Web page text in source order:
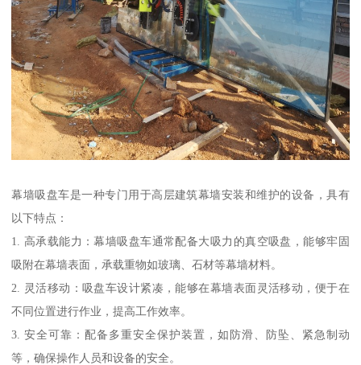
幕墙吸盘车是一种专门用于高层建筑幕墙安装和维护的设备，具有
以下特点：
1. 高承载能力：幕墙吸盘车通常配备大吸力的真空吸盘，能够牢固
吸附在幕墙表面，承载重物如玻璃、石材等幕墙材料。
2. 灵活移动：吸盘车设计紧凑，能够在幕墙表面灵活移动，便于在
不同位置进行作业，提高工作效率。
3. 安全可靠：配备多重安全保护装置，如防滑、防坠、紧急制动
等，确保操作人员和设备的安全。